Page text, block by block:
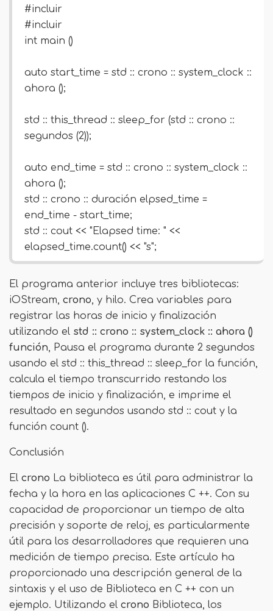
#incluir
#incluir
int main ()
auto start_time = std :: crono :: system_clock ::
ahora ();
std :: this_thread :: sleep_for (std :: crono ::
segundos (2));
auto end_time = std :: crono :: system_clock ::
ahora ();
std :: crono :: duración elpsed_time =
end_time - start_time;
std :: cout << "Elapsed time: " <<
elapsed_time.count() << "s";
El programa anterior incluye tres bibliotecas:
iOStream, crono, y hilo. Crea variables para
registrar las horas de inicio y finalización
utilizando el std :: crono :: system_clock :: ahora ()
función, Pausa el programa durante 2 segundos
usando el std :: this_thread :: sleep_for la función,
calcula el tiempo transcurrido restando los
tiempos de inicio y finalización, e imprime el
resultado en segundos usando std :: cout y la
función count ().
Conclusión
El crono La biblioteca es útil para administrar la
fecha y la hora en las aplicaciones C ++. Con su
capacidad de proporcionar un tiempo de alta
precisión y soporte de reloj, es particularmente
útil para los desarrolladores que requieren una
medición de tiempo precisa. Este artículo ha
proporcionado una descripción general de la
sintaxis y el uso de Biblioteca en C ++ con un
ejemplo. Utilizando el crono Biblioteca, los